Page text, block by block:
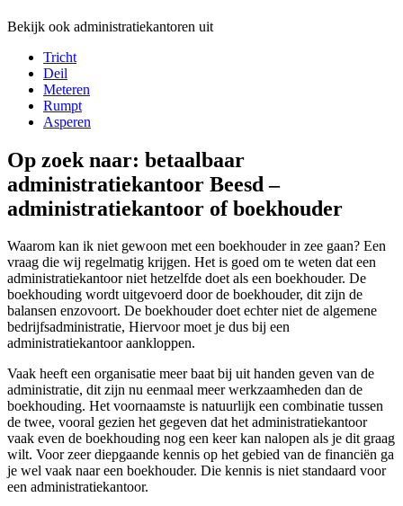
Bekijk ook administratiekantoren uit
Tricht
Deil
Meteren
Rumpt
Asperen
Op zoek naar: betaalbaar
administratiekantoor Beesd –
administratiekantoor of boekhouder
Waarom kan ik niet gewoon met een boekhouder in zee gaan? Een
vraag die wij regelmatig krijgen. Het is goed om te weten dat een
administratiekantoor niet hetzelfde doet als een boekhouder. De
boekhouding wordt uitgevoerd door de boekhouder, dit zijn de
balansen enzovoort. De boekhouder doet echter niet de algemene
bedrijfsadministratie, Hiervoor moet je dus bij een
administratiekantoor aankloppen.
Vaak heeft een organisatie meer baat bij uit handen geven van de
administratie, dit zijn nu eenmaal meer werkzaamheden dan de
boekhouding. Het voornaamste is natuurlijk een combinatie tussen
de twee, vooral gezien het gegeven dat het administratiekantoor
vaak even de boekhouding nog een keer kan nalopen als je dit graag
wilt. Voor zeer diepgaande kennis op het gebied van de financiën ga
je wel vaak naar een boekhouder. Die kennis is niet standaard voor
een administratiekantoor.